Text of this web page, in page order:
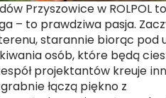
Przyszowice w ROLPOL
– to prawdziwa pasja.
starannie biorąc pod
osób, które będą
projektantów kreuje
łączą piękno z